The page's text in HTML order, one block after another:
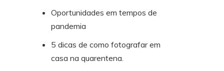
Oportunidades em tempos de
pandemia
5 dicas de como fotografar em
casa na quarentena.